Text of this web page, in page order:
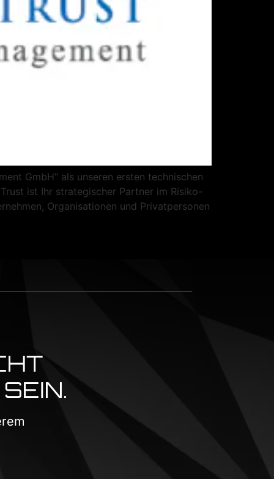
GmbH“ als unseren ersten technischen
ist Ihr strategischer Partner im Risiko-
Organisationen und Privatpersonen